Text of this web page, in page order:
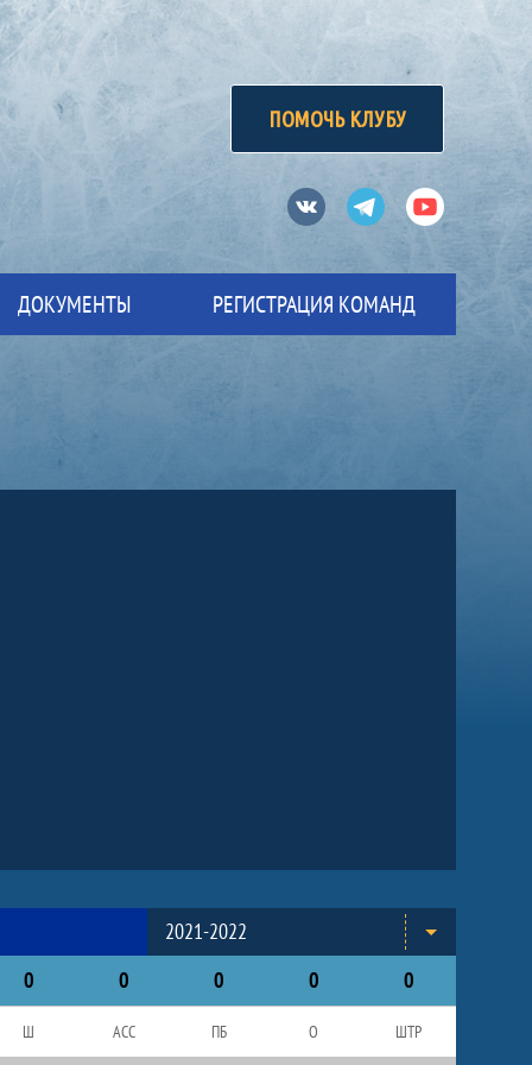
ПОМОЧЬ КЛУБУ
ВконтактеТелеграмЮтуб
ДОКУМЕНТЫ РЕГИСТРАЦИЯ КОМАНД
2021-2022
0 0 0 0 0
Ш АСС ПБ О ШТР